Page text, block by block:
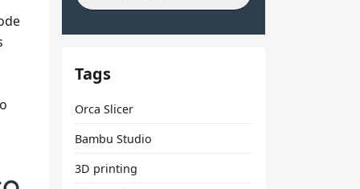
Tags
Orca Slicer
Bambu Studio
3D printing